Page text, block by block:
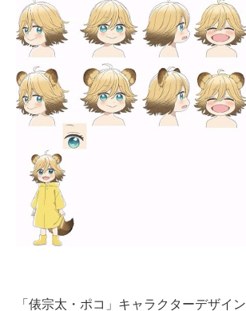
「俵宗太・ポコ」キャラクターデザイン